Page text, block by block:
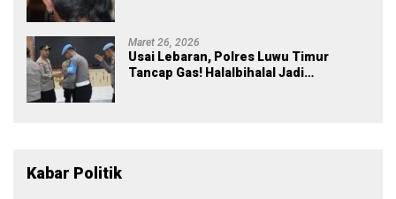
Maret 26, 2026
Usai Lebaran, Polres Luwu Timur
Tancap Gas! Halalbihalal Jadi
Kabar Politik